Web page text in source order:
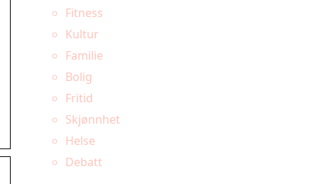
Fitness
Kultur
Familie
Bolig
Fritid
Skjønnhet
Helse
Debatt